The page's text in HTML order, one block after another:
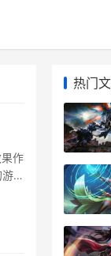
作
戏
热门